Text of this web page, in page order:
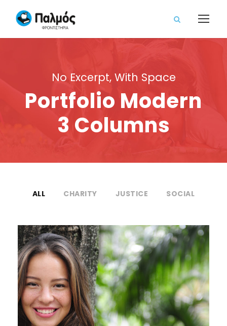
No Excerpt, With Space
Portfolio Modern
3 Columns
ALL CHARITY JUSTICE SOCIAL